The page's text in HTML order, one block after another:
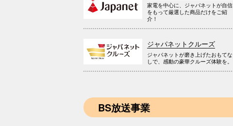
家電を中心に、ジャパネットが自信
をもって厳選した商品だけをご紹
介！
ジャパネットクルーズ
ジャパネットが磨き上げたおもてな
しで、感動の豪華クルーズ体験を。
BS放送事業